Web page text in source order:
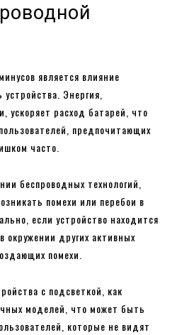
является влияние
Энергия,
ускоряет расход батарей, что
предпочитающих
часто.
беспроводных технологий,
помехи или перебои в
если устройство находится
окружении других активных
помехи.
с подсветкой, как
моделей, что может быть
которые не видят